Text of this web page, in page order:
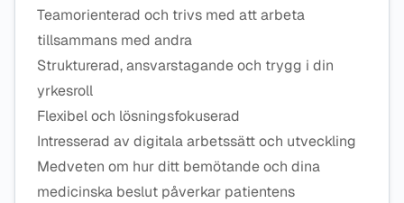
Teamorienterad och trivs med att arbeta
tillsammans med andra
Strukturerad, ansvarstagande och trygg i din
yrkesroll
Flexibel och lösningsfokuserad
Intresserad av digitala arbetssätt och utveckling
Medveten om hur ditt bemötande och dina
medicinska beslut påverkar patientens